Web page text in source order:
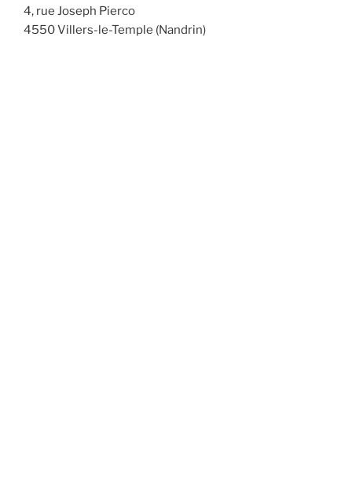
4, rue Joseph Pierco
4550 Villers-le-Temple (Nandrin)